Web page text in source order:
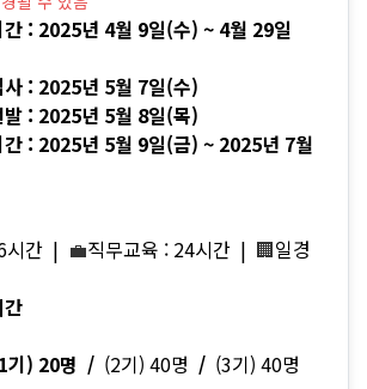
: 2025년 4월 9일(수) ~ 4월 29일
: 2025년 5월 7일(수)
: 2025년 5월 8일(목)
: 2025년 5월 9일(금) ~ 2025년 7월
시간 | 💼직무교육 : 24시간 | 🏢일경
기) 20명 / (2기) 40명 / (3기) 40명